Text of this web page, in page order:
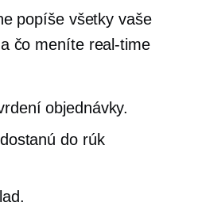
popíše všetky vaše
čo meníte real-time
objednávky.
do rúk